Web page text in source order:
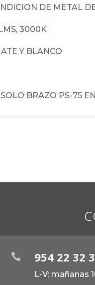
DE METAL
3000K
Y BLANCO
BRAZO PS-75
 954 22 32
L-V: mañanas